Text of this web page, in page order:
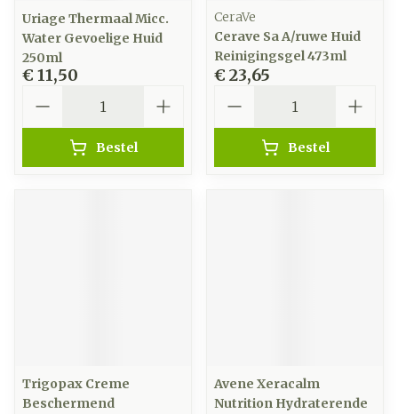
Uriage Thermaal Micc.
Water Gevoelige Huid
250ml
€ 11,50
Bestel
CeraVe
Cerave Sa A/ruwe Huid
Reinigingsgel 473ml
€ 23,65
Bestel
Trigopax Creme
Beschermend
Avene Xeracalm
Nutrition Hydraterende